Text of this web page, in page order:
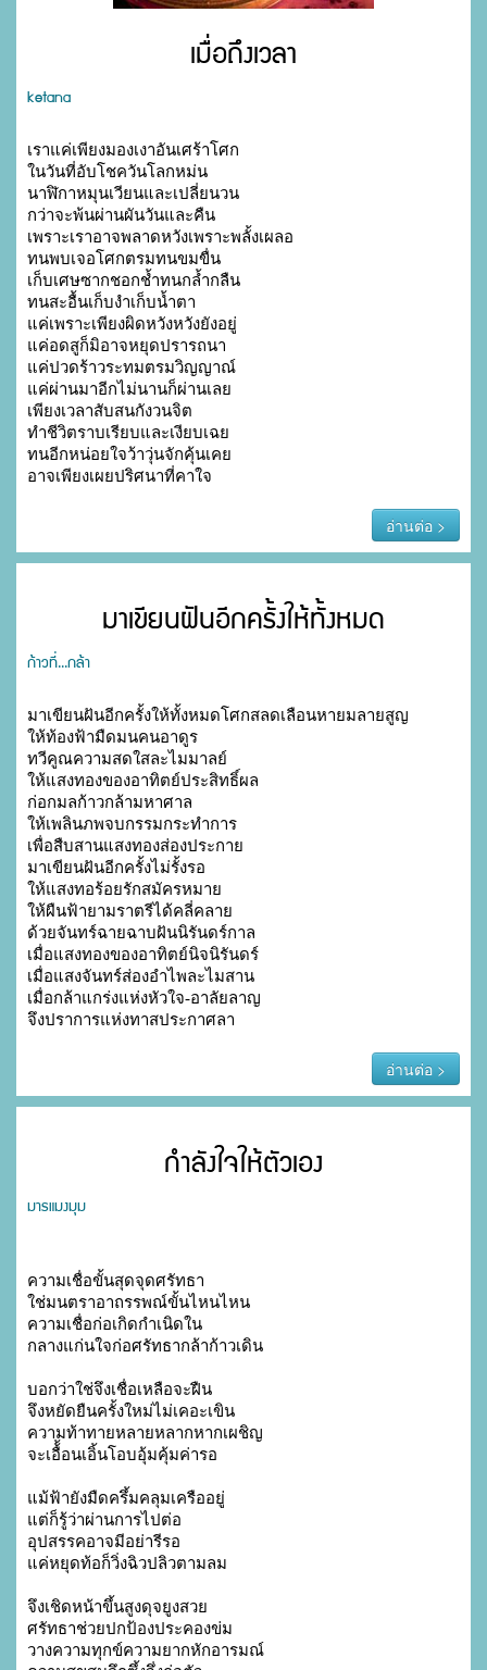
เมื่อถึงเวลา
ketana
เราแค่เพียงมองเงาอันเศร้าโศก
ในวันที่อับโชควันโลกหม่น
นาฬิกาหมุนเวียนและเปลี่ยนวน
กว่าจะพ้นผ่านผันวันและคืน
เพราะเราอาจพลาดหวังเพราะพลั้งเผลอ
ทนพบเจอโศกตรมทนขมขื่น
เก็บเศษซากชอกช้ำทนกล้ำกลืน
ทนสะอื้นเก็บงำเก็บน้ำตา
แค่เพราะเพียงผิดหวังหวังยังอยู่
แค่อดสูก็มิอาจหยุดปรารถนา
แค่ปวดร้าวระทมตรมวิญญาณ์
แค่ผ่านมาอีกไม่นานก็ผ่านเลย
เพียงเวลาสับสนกังวนจิต
ทำชีวิตราบเรียบและเงียบเฉย
ทนอีกหน่อยใจว้าวุ่นจักคุ้นเคย
อาจเพียงเผยปริศนาที่คาใจ
อ่านต่อ >
มาเขียนฝันอีกครั้งให้ทั้งหมด
ก้าวที่...กล้า
มาเขียนฝันอีกครั้งให้ทั้งหมดโศกสลดเลือนหายมลายสูญ
ให้ท้องฟ้ามืดมนคนอาดูร
ทวีคูณความสดใสละไมมาลย์
ให้แสงทองของอาทิตย์ประสิทธิ์ผล
ก่อกมลก้าวกล้ามหาศาล
ให้เพลินภพจบกรรมกระทำการ
เพื่อสืบสานแสงทองส่องประกาย
มาเขียนฝันอีกครั้งไม่รั้งรอ
ให้แสงทอร้อยรักสมัครหมาย
ให้ผืนฟ้ายามราตรีได้คลี่คลาย
ด้วยจันทร์ฉายฉาบฝันนิรันดร์กาล
เมื่อแสงทองของอาทิตย์นิจนิรันดร์
เมื่อแสงจันทร์ส่องอำไพละไมสาน
เมื่อกล้าแกร่งแห่งหัวใจ-อาลัยลาญ
จึงปราการแห่งทาสประกาศลา
อ่านต่อ >
กำลังใจให้ตัวเอง
มารแมงมุม
ความเชื่อขั้นสุดจุดศรัทธา
ใช่มนตราอาถรรพณ์ขั้นไหนไหน
ความเชื่อก่อเกิดกำเนิดใน
กลางแก่นใจก่อศรัทธากล้าก้าวเดิน
บอกว่าใช่จึงเชื่อเหลือจะฝืน
จึงหยัดยืนครั้งใหม่ไม่เคอะเขิน
ความท้าทายหลายหลากหากเผชิญ
จะเอื้้อนเอิ้นโอบอุ้มคุ้มค่ารอ
แม้ฟ้ายังมืดครึ้มคลุมเครืออยู่
แต่ก็รู้ว่าผ่านการไปต่อ
อุปสรรคอาจมีอย่ารีรอ
แค่หยุดท้อก็วิ่งฉิวปลิวตามลม
จึงเชิดหน้าขึ้นสูงดุจยูงสวย
ศรัทธาช่วยปกป้องประคองข่ม
วางความทุกข์ความยากหักอารมณ์